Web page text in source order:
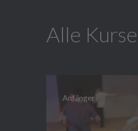
Alle
Anfänger